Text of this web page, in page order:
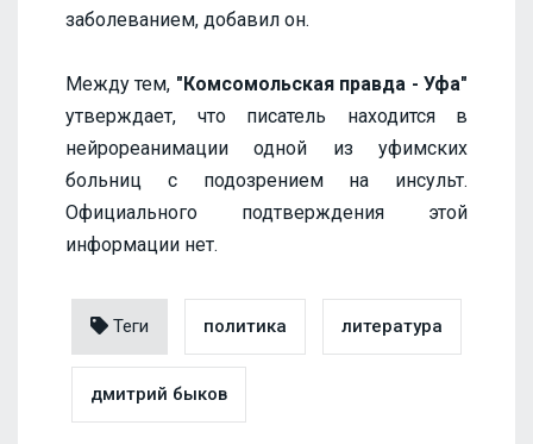
заболеванием, добавил он.
Между тем, "Комсомольская правда - Уфа"
утверждает, что писатель находится в
нейрореанимации одной из уфимских
больниц с подозрением на инсульт.
Официального подтверждения этой
информации нет.
Теги политика литература
дмитрий быков